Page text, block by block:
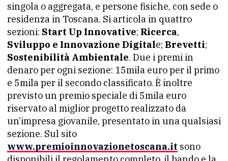
singola o aggregata, e persone fisiche, con sede o
residenza in Toscana. Si articola in quattro
sezioni: Start Up Innovative; Ricerca,
Sviluppo e Innovazione Digitale; Brevetti;
Sostenibilità Ambientale. Due i premi in
denaro per ogni sezione: 15mila euro per il primo
e 5mila per il secondo classificato. È inoltre
previsto un premio speciale di 5mila euro
riservato al miglior progetto realizzato da
un’impresa giovanile, presentato in una qualsiasi
sezione. Sul sito
www.premioinnovazionetoscana.it sono